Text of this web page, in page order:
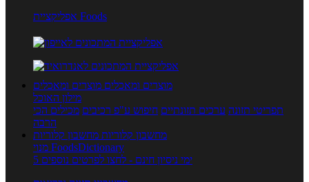
אפליקציית Foods
מוצרים ומאכלים מוצרים ומאכלים
מילון האוכל
תפריטי תזונה ערכים תזונתיים חיפוש ע"פ רכיבים מכילים הכי
הרבה
מחשבון קלוריות מחשבון קלוריות
מנוי FoodsDictionary
5 ימי ניסיון חינם - לחצו לפרטים נוספים